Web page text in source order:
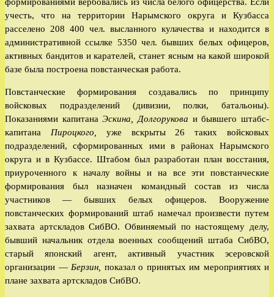
учесть, что на территории Нарымского округа и Кузбасса
расселено 208 400 чел. высланного кулачества и находится в
административной ссылке 5350 чел. бывших белых офицеров,
активных бандитов и карателей, станет ясным на какой широкой
базе была построена повстанческая работа.
Повстанческие формирования создавались по принципу
войсковых подразделений (дивизии, полки, батальоны).
Показаниями капитанаЭскина, Долгорукова и бывшего штабс-
капитана Пироцкого,
уже вскрыты 26 таких войсковых
подразделений, сформированных ими в районах Нарымского
округа и в Кузбассе. Штабом был разработан план восстания,
приуроченного к началу войны и на все эти повстанческие
формирования был назначен командный состав из числа
участников — бывших белых офицеров. Вооружение
повстанческих формирований штаб намечал произвести путем
захвата артскладов СибВО. Обвиняемый по настоящему делу,
бывший начальник отдела военных сообщений штаба СибВО,
старый японский агент, активный участник эсеровской
организации — Берзин,
показал о принятых им мероприятиях и
плане захвата артскладов СибВО.